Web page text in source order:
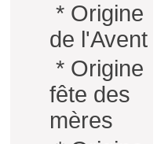
* Origine
de l'Avent
* Origine
fête des
mères